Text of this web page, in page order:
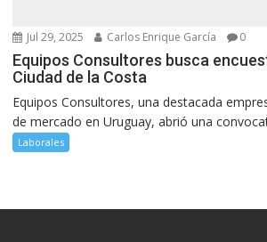
Jul 29, 2025 Carlos Enrique García 0
Equipos Consultores busca
Ciudad de la Costa
Equipos Consultores, una destacada
de mercado en Uruguay, abrió una
Laborales